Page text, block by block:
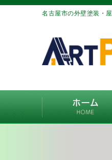
名古屋市の外壁塗装・